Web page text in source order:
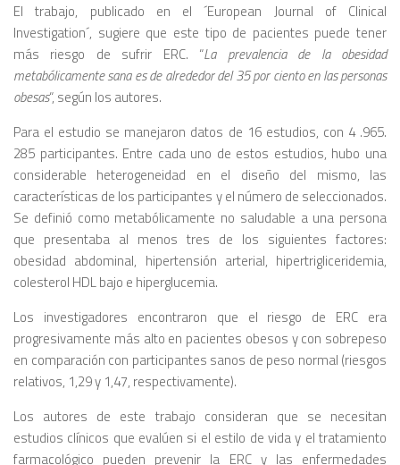
El trabajo, publicado en el ´European Journal of Clinical
Investigation´, sugiere que este tipo de pacientes puede tener
más riesgo de sufrir ERC. “La prevalencia de la obesidad
metabólicamente sana es de alrededor del 35 por ciento en las personas
obesas“, según los autores.
Para el estudio se manejaron datos de 16 estudios, con 4 .965.
285 participantes. Entre cada uno de estos estudios, hubo una
considerable heterogeneidad en el diseño del mismo, las
características de los participantes y el número de seleccionados.
Se definió como metabólicamente no saludable a una persona
que presentaba al menos tres de los siguientes factores:
obesidad abdominal, hipertensión arterial, hipertrigliceridemia,
colesterol HDL bajo e hiperglucemia.
Los investigadores encontraron que el riesgo de ERC era
progresivamente más alto en pacientes obesos y con sobrepeso
en comparación con participantes sanos de peso normal (riesgos
relativos, 1,29 y 1,47, respectivamente).
Los autores de este trabajo consideran que se necesitan
estudios clínicos que evalúen si el estilo de vida y el tratamiento
farmacológico pueden prevenir la ERC y las enfermedades